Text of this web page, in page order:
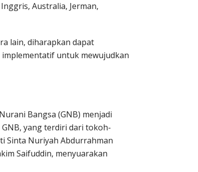
Australia, Jerman,
lain, diharapkan dapat
untuk mewujudkan
Bangsa (GNB) menjadi
yang terdiri dari tokoh-
Sinta Nuriyah Abdurrahman
Saifuddin, menyuarakan